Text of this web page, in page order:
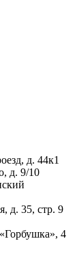
д. 44к1
д. 9/10
д. 35, стр. 9
4